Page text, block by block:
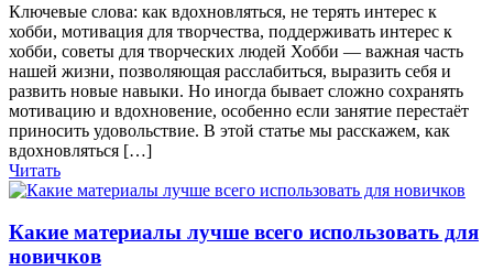
Ключевые слова: как вдохновляться, не терять интерес к
хобби, мотивация для творчества, поддерживать интерес к
хобби, советы для творческих людей Хобби — важная часть
нашей жизни, позволяющая расслабиться, выразить себя и
развить новые навыки. Но иногда бывает сложно сохранять
мотивацию и вдохновение, особенно если занятие перестаёт
приносить удовольствие. В этой статье мы расскажем, как
вдохновляться […]
Читать
Какие материалы лучше всего использовать для
новичков